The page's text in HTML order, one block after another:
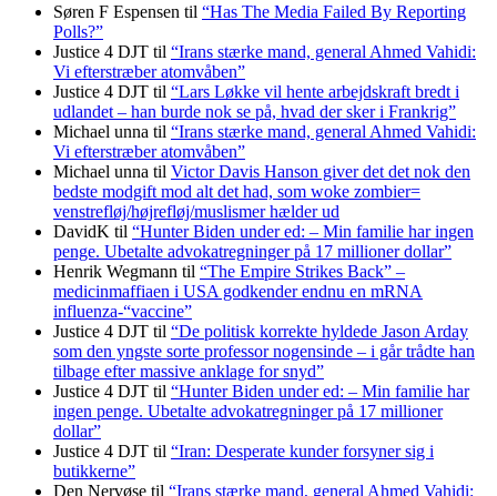
Søren F Espensen til “Has The Media Failed By Reporting
Polls?”
Justice 4 DJT til “Irans stærke mand, general Ahmed Vahidi:
Vi efterstræber atomvåben”
Justice 4 DJT til “Lars Løkke vil hente arbejdskraft bredt i
udlandet – han burde nok se på, hvad der sker i Frankrig”
Michael unna til “Irans stærke mand, general Ahmed Vahidi:
Vi efterstræber atomvåben”
Michael unna til Victor Davis Hanson giver det det nok den
bedste modgift mod alt det had, som woke zombier=
venstrefløj/højrefløj/muslismer hælder ud
DavidK til “Hunter Biden under ed: – Min familie har ingen
penge. Ubetalte advokat­regninger på 17 millioner dollar”
Henrik Wegmann til “The Empire Strikes Back” –
medicinmaffiaen i USA godkender endnu en mRNA
influenza-“vaccine”
Justice 4 DJT til “De politisk korrekte hyldede Jason Arday
som den yngste sorte professor nogensinde – i går trådte han
tilbage efter massive anklage for snyd”
Justice 4 DJT til “Hunter Biden under ed: – Min familie har
ingen penge. Ubetalte advokat­regninger på 17 millioner
dollar”
Justice 4 DJT til “Iran: Desperate kunder forsyner sig i
butikkerne”
Den Nervøse til “Irans stærke mand, general Ahmed Vahidi: